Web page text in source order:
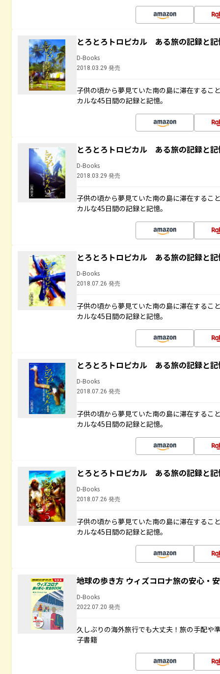
とろとろトロピカル ある旅の記録と
D-Books
2018.03.29 発売
子供の頃から夢見ていた南の島に滞在するこ
カルな45日間の記録と記憶。
とろとろトロピカル ある旅の記録と
D-Books
2018.03.29 発売
子供の頃から夢見ていた南の島に滞在するこ
カルな45日間の記録と記憶。
とろとろトロピカル ある旅の記録と
D-Books
2018.07.26 発売
子供の頃から夢見ていた南の島に滞在するこ
カルな45日間の記録と記憶。
とろとろトロピカル ある旅の記録と
D-Books
2018.07.26 発売
子供の頃から夢見ていた南の島に滞在するこ
カルな45日間の記録と記憶。
とろとろトロピカル ある旅の記録と
D-Books
2018.07.26 発売
子供の頃から夢見ていた南の島に滞在するこ
カルな45日間の記録と記憶。
地球の歩き方 ウィズコロナ旅の安心・
D-Books
2022.07.20 発売
久しぶりの海外旅行でも大丈夫！旅の手配や
子書籍